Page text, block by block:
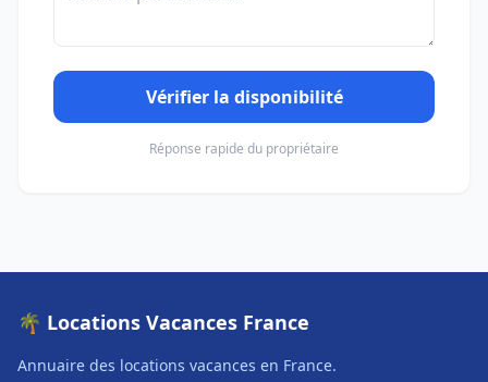
Vérifier la disponibilité
Réponse rapide du propriétaire
🌴 Locations Vacances France
Annuaire des locations vacances en France.